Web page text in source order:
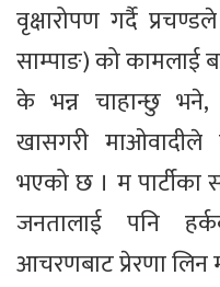
वृक्षारोपण गर्दै
साम्पाङ) को कामलाई
के भन्न चाहान्छु
खासगरी माओवादीले
भएको छ । म पार्टीका
जनतालाई पनि
आचरणबाट प्रेरणा लिन